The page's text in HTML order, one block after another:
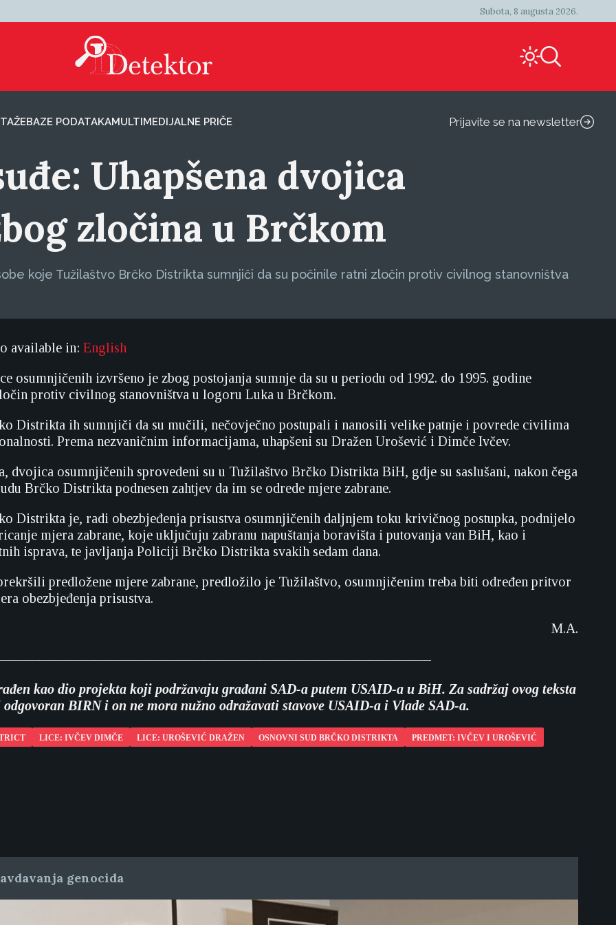
Subota, 8 augusta 2026.
BAZE PODATAKAMULTIMEDIJALNE PRIČE Prijavite se na newsletter
Uhapšena dvojica
zločina u Brčkom
koje Tužilaštvo Brčko Distrikta sumnjiči da su počinile ratni zločin protiv civilnog stanovništva
available in: English
osumnjičenih izvršeno je zbog postojanja sumnje da su u periodu od 1992. do 1995. godine
protiv civilnog stanovništva u logoru Luka u Brčkom.
Distrikta ih sumnjiči da su mučili, nečovječno postupali i nanosili velike patnje i povrede civilima
Prema nezvaničnim informacijama, uhapšeni su Dražen Urošević i Dimče Ivčev.
dvojica osumnjičenih sprovedeni su u Tužilaštvo Brčko Distrikta BiH, gdje su saslušani, nakon čega
Brčko Distrikta podnesen zahtjev da im se odrede mjere zabrane.
Distrikta je, radi obezbjeđenja prisustva osumnjičenih daljnjem toku krivičnog postupka, podnijelo
mjera zabrane, koje uključuju zabranu napuštanja boravišta i putovanja van BiH, kao i
isprava, te javljanja Policiji Brčko Distrikta svakih sedam dana.
predložene mjere zabrane, predložilo je Tužilaštvo, osumnjičenim treba biti određen pritvor
obezbjeđenja prisustva.
M.A.
kao dio projekta koji podržavaju građani SAD-a putem USAID-a u BiH. Za sadržaj ovog teksta
BIRN i on ne mora nužno odražavati stavove USAID-a i Vlade SAD-a.
LICE: IVČEV DIMČE LICE: UROŠEVIĆ DRAŽEN OSNOVNI SUD BRČKO DISTRIKTA PREDMET: IVČEV I UROŠEVIĆ
genocida